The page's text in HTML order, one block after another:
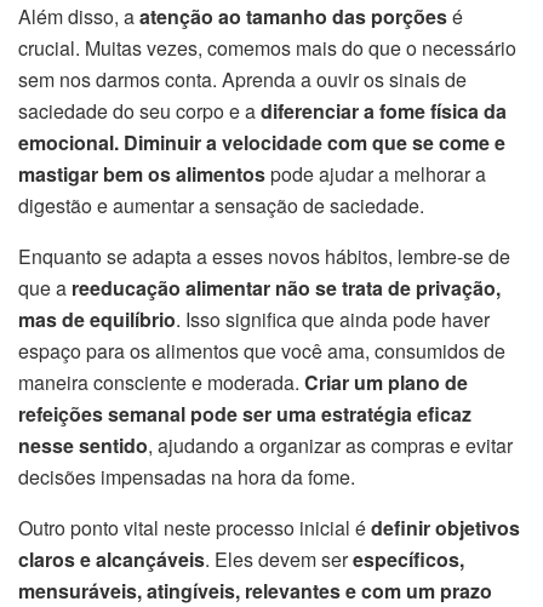
Além disso, aatenção ao tamanho das porçõesé
crucial. Muitas vezes, comemos mais do que o necessário
sem nos darmos conta. Aprenda a ouvir os sinais de
saciedade do seu corpo e adiferenciar a fome física da
emocional. Diminuir a velocidade com que se come e
mastigar bem os alimentospode ajudar a melhorar a
digestão e aumentar a sensação de saciedade.
Enquanto se adapta a esses novos hábitos, lembre-se de
que a reeducação alimentar não se trata de privação,
mas de equilíbrio. Isso significa que ainda pode haver
espaço para os alimentos que você ama, consumidos de
maneira consciente e moderada. Criar um plano de
refeições semanal pode ser uma estratégia eficaz
nesse sentido, ajudando a organizar as compras e evitar
decisões impensadas na hora da fome.
Outro ponto vital neste processo inicial édefinir objetivos
claros e alcançáveis. Eles devem serespecíficos,
mensuráveis, atingíveis, relevantes e com um prazo